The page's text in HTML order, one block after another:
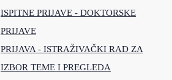
ISPITNE PRIJAVE - DOKTORSKE
PRIJAVE
PRIJAVA - ISTRAŽIVAČKI RAD ZA
IZBOR TEME I PREGLEDA